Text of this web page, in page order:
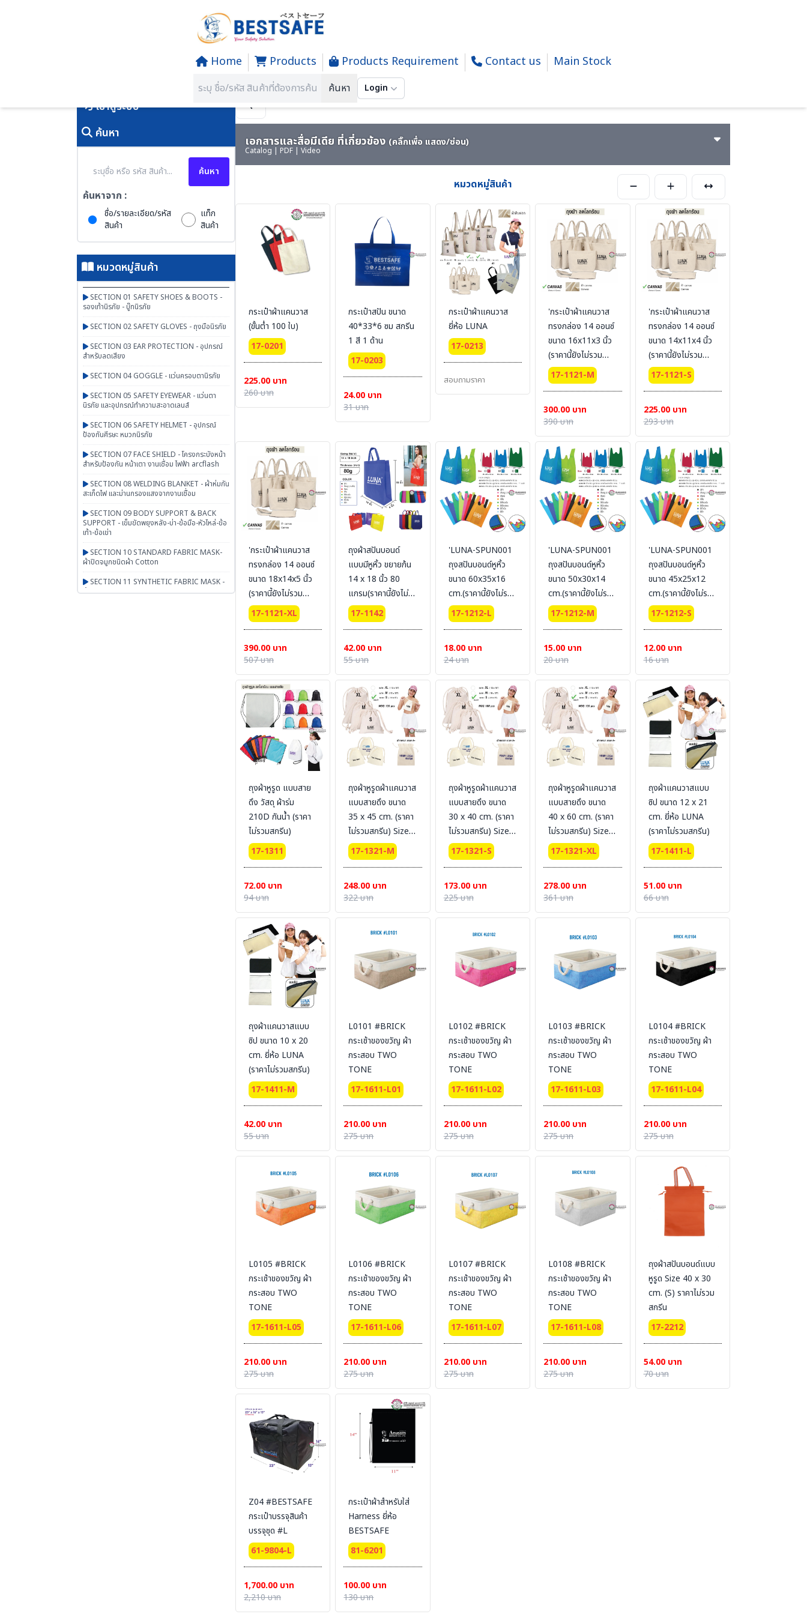
Home Products Products Requirement Contact us Main Stock
ค้นหา Login
SECTION 17 PGM-PRODUCTS-พรม-กระเป๋า-ร่ม-งานผ้าสั่งผลิต-สินค้าทั่วไป เบ็ดเตล็ด
เข้าสู่ระบบ
ค้นหา
ค้นหา
ค้นหาจาก :
ชื่อ/รายละเอียด/รหัส
สินค้า
แท็ก
สินค้า
หมวดหมู่สินค้า
SECTION 01 SAFETY SHOES & BOOTS -
รองเท้านิรภัย - บู๊ทนิรภัย
SECTION 02 SAFETY GLOVES - ถุงมือนิรภัย
SECTION 03 EAR PROTECTION - อุปกรณ์
สำหรับลดเสียง
SECTION 04 GOGGLE - แว่นครอบตานิรภัย
SECTION 05 SAFETY EYEWEAR - แว่นตา
นิรภัย และอุปกรณ์ทำความสะอาดเลนส์
SECTION 06 SAFETY HELMET - อุปกรณ์
ป้องกันศีรษะ หมวกนิรภัย
SECTION 07 FACE SHIELD - โครงกระบังหน้า
สำหรับป้องกัน หน้าเตา งานเชื่อม ไฟฟ้า arcflash
SECTION 08 WELDING BLANKET - ผ้าห่มกัน
สะเก็ดไฟ และม่านกรองแสงจากงานเชื่อม
SECTION 09 BODY SUPPORT & BACK
SUPPORT - เข็มขัดพยุงหลัง-บ่า-ข้อมือ-หัวไหล่-ข้อ
เท้า-ข้อเข่า
SECTION 10 STANDARD FABRIC MASK-
ผ้าปิดจมูกชนิดผ้า Cotton
SECTION 11 SYNTHETIC FABRIC MASK -
ผ้าปิดจมูกเสริมใยสังเคราะห์ UN95 SERIES
เอกสารและสื่อมีเดีย ที่เกี่ยวข้อง (คลิ๊กเพื่อ แสดง/ซ่อน)
Catalog | PDF | Video
หมวดหมู่สินค้า
กระเป๋าผ้าแคนวาส
(ขั้นต่ำ 100 ใบ)
17-0201
225.00 บาท
260 บาท
กระเป๋าสปัน ขนาด
40*33*6 ซม สกรีน
1 สี 1 ด้าน
17-0203
24.00 บาท
31 บาท
กระเป๋าผ้าแคนวาส
ยี่ห้อ LUNA
17-0213
สอบถามราคา
'กระเป๋าผ้าแคนวาส
ทรงกล่อง 14 ออนซ์
ขนาด 16x11x3 นิ้ว
(ราคานี้ยังไม่รวม
สกรีน) Size : M
17-1121-M
300.00 บาท
390 บาท
'กระเป๋าผ้าแคนวาส
ทรงกล่อง 14 ออนซ์
ขนาด 14x11x4 นิ้ว
(ราคานี้ยังไม่รวม
สกรีน) Size : S
17-1121-S
225.00 บาท
293 บาท
'กระเป๋าผ้าแคนวาส
ทรงกล่อง 14 ออนซ์
ขนาด 18x14x5 นิ้ว
(ราคานี้ยังไม่รวม
สกรีน) Size : XL
17-1121-XL
390.00 บาท
507 บาท
ถุงผ้าสปันบอนด์
แบบมีหูหิ้ว ขยายก้น
14 x 18 นิ้ว 80
แกรม(ราคานี้ยังไม่
รวมสกรีน)
17-1142
42.00 บาท
55 บาท
'LUNA-SPUN001
ถุงสปันบอนด์หูหิ้ว
ขนาด 60x35x16
cm.(ราคานี้ยังไม่รวม
สกรีน) Size : L
17-1212-L
18.00 บาท
24 บาท
'LUNA-SPUN001
ถุงสปันบอนด์หูหิ้ว
ขนาด 50x30x14
cm.(ราคานี้ยังไม่รวม
สกรีน) Size : M
17-1212-M
15.00 บาท
20 บาท
'LUNA-SPUN001
ถุงสปันบอนด์หูหิ้ว
ขนาด 45x25x12
cm.(ราคานี้ยังไม่รวม
สกรีน) Size : S
17-1212-S
12.00 บาท
16 บาท
ถุงผ้าหูรูด แบบสาย
ดึง วัสดุ ผ้าร่ม
210D กันน้ำ (ราคา
ไม่รวมสกรีน)
17-1311
72.00 บาท
94 บาท
ถุงผ้าหูรูดผ้าแคนวาส
แบบสายดึง ขนาด
35 x 45 cm. (ราคา
ไม่รวมสกรีน) Size :
M17-1321-M
248.00 บาท
322 บาท
ถุงผ้าหูรูดผ้าแคนวาส
แบบสายดึง ขนาด
30 x 40 cm. (ราคา
ไม่รวมสกรีน) Size :
S17-1321-S
173.00 บาท
225 บาท
ถุงผ้าหูรูดผ้าแคนวาส
แบบสายดึง ขนาด
40 x 60 cm. (ราคา
ไม่รวมสกรีน) Size :
XL
17-1321-XL
278.00 บาท
361 บาท
ถุงผ้าแคนวาสแบบ
ซิป ขนาด 12 x 21
cm. ยี่ห้อ LUNA
(ราคาไม่รวมสกรีน)
17-1411-L
51.00 บาท
66 บาท
ถุงผ้าแคนวาสแบบ
ซิป ขนาด 10 x 20
cm. ยี่ห้อ LUNA
(ราคาไม่รวมสกรีน)
17-1411-M
42.00 บาท
55 บาท
L0101 #BRICK
กระเช้าของขวัญ ผ้า
กระสอบ TWO
TONE
17-1611-L01
210.00 บาท
275 บาท
L0102 #BRICK
กระเช้าของขวัญ ผ้า
กระสอบ TWO
TONE
17-1611-L02
210.00 บาท
275 บาท
L0103 #BRICK
กระเช้าของขวัญ ผ้า
กระสอบ TWO
TONE
17-1611-L03
210.00 บาท
275 บาท
L0104 #BRICK
กระเช้าของขวัญ ผ้า
กระสอบ TWO
TONE
17-1611-L04
210.00 บาท
275 บาท
L0105 #BRICK
กระเช้าของขวัญ ผ้า
กระสอบ TWO
TONE
17-1611-L05
210.00 บาท
275 บาท
L0106 #BRICK
กระเช้าของขวัญ ผ้า
กระสอบ TWO
TONE
17-1611-L06
210.00 บาท
275 บาท
L0107 #BRICK
กระเช้าของขวัญ ผ้า
กระสอบ TWO
TONE
17-1611-L07
210.00 บาท
275 บาท
L0108 #BRICK
กระเช้าของขวัญ ผ้า
กระสอบ TWO
TONE
17-1611-L08
210.00 บาท
275 บาท
ถุงผ้าสปันบอนด์แบบ
หูรูด Size 40 x 30
cm. (S) ราคาไม่รวม
สกรีน
17-2212
54.00 บาท
70 บาท
Z04 #BESTSAFE
กระเป๋าบรรจุสินค้า
บรรจุชุด #L
61-9804-L
1,700.00 บาท
2,210 บาท
กระเป๋าผ้าสำหรับใส่
Harness ยี่ห้อ
BESTSAFE
81-6201
100.00 บาท
130 บาท